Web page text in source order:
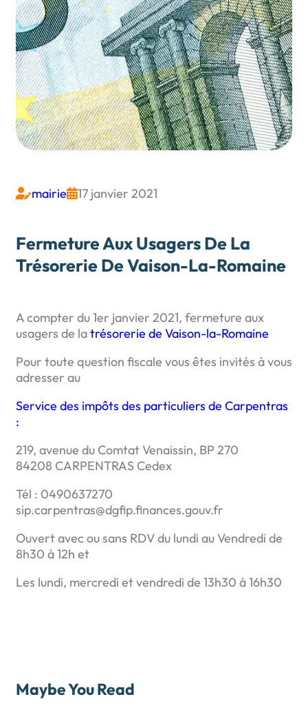
mairie17 janvier 2021
Fermeture Aux Usagers De La
Trésorerie De Vaison-La-Romaine
A compter du 1er janvier 2021, fermeture aux
usagers de latrésorerie de Vaison-la-Romaine
Pour toute question fiscale vous êtes invités à vous
adresser au
Service des impôts des particuliers de Carpentras
:
219, avenue du Comtat Venaissin, BP 270
84208 CARPENTRAS Cedex
Tél : 0490637270
sip.carpentras@dgfip.finances.gouv.fr
Ouvert avec ou sans RDV du lundi au Vendredi de
8h30 à 12h et
Les lundi, mercredi et vendredi de 13h30 à 16h30
Maybe You Read